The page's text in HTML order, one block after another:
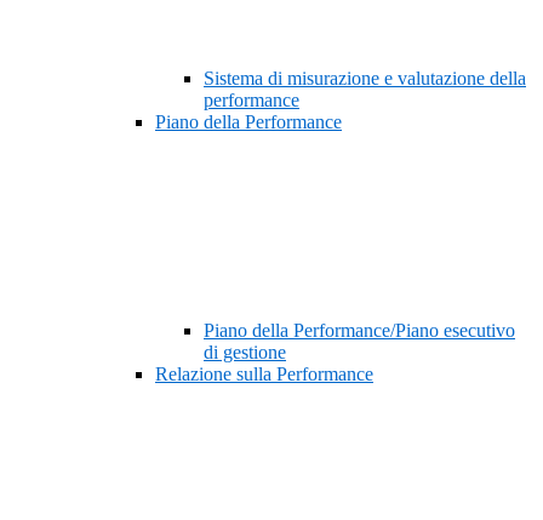
Sistema di misurazione e valutazione della
performance
Piano della Performance
Piano della Performance/Piano esecutivo
di gestione
Relazione sulla Performance